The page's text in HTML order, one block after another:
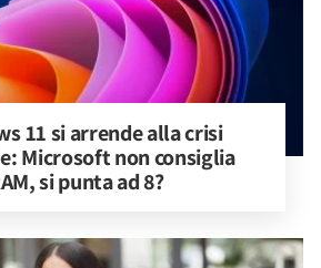
11 si arrende alla crisi
Microsoft non consiglia
si punta ad 8?